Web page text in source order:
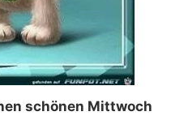
schönen Mittwoch